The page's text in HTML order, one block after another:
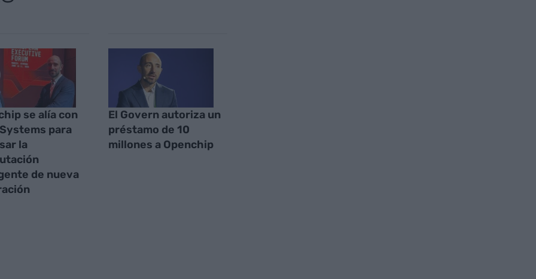
se alía con
para
la
de nueva
El Govern autoriza un
préstamo de 10
millones a Openchip